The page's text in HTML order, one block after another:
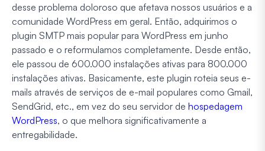
desse problema doloroso que afetava nossos usuários e a
comunidade WordPress em geral. Então, adquirimos o
plugin SMTP mais popular para WordPress em junho
passado e o reformulamos completamente. Desde então,
ele passou de 600.000 instalações ativas para 800.000
instalações ativas. Basicamente, este plugin roteia seus e-
mails através de serviços de e-mail populares como Gmail,
SendGrid, etc., em vez do seu servidor de hospedagem
WordPress, o que melhora significativamente a
entregabilidade.